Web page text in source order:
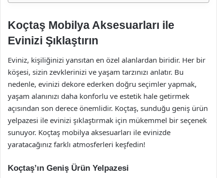
Koçtaş Mobilya Aksesuarları ile
Evinizi Şıklaştırın
Eviniz, kişiliğinizi yansıtan en özel alanlardan biridir. Her bir
köşesi, sizin zevklerinizi ve yaşam tarzınızı anlatır. Bu
nedenle, evinizi dekore ederken doğru seçimler yapmak,
yaşam alanınızı daha konforlu ve estetik hale getirmek
açısından son derece önemlidir. Koçtaş, sunduğu geniş ürün
yelpazesi ile evinizi şıklaştırmak için mükemmel bir seçenek
sunuyor. Koçtaş mobilya aksesuarları ile evinizde
yaratacağınız farklı atmosferleri keşfedin!
Koçtaş’ın Geniş Ürün Yelpazesi